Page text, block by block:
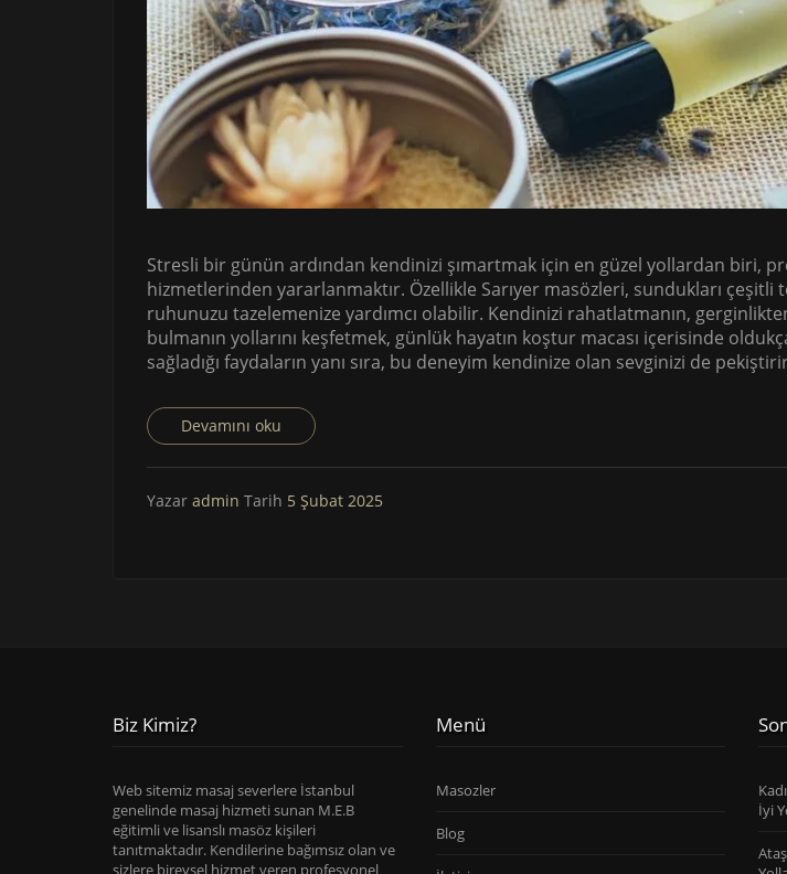
Stresli bir günün ardından kendinizi şımartmak için en güzel yollardan biri,
hizmetlerinden yararlanmaktır. Özellikle Sarıyer masözleri, sundukları çeşitli
ruhunuzu tazelemenize yardımcı olabilir. Kendinizi rahatlatmanın,
bulmanın yollarını keşfetmek, günlük hayatın koştur macası içerisinde
sağladığı faydaların yanı sıra, bu deneyim kendinize olan sevginizi de
Devamını oku
Yazar admin Tarih 5 Şubat 2025
Biz Kimiz?
Web sitemiz masaj severlere İstanbul
genelinde masaj hizmeti sunan M.E.B
eğitimli ve lisanslı masöz kişileri
tanıtmaktadır. Kendilerine bağımsız olan ve
sizlere bireysel hizmet veren profesyonel
Menü
Masozler
Blog
İyi